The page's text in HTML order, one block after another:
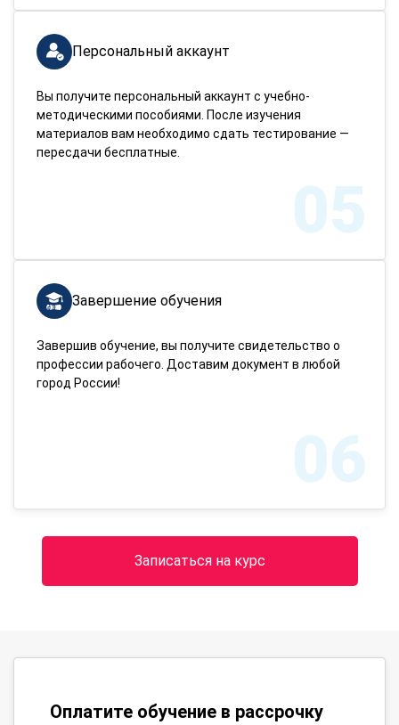
Персональный аккаунт
Вы получите персональный аккаунт с учебно-
методическими пособиями. После изучения
материалов вам необходимо сдать тестирование —
пересдачи бесплатные.
05
Завершение обучения
Завершив обучение, вы получите свидетельство о
профессии рабочего. Доставим документ в любой
город России!
06
Записаться на курс
Оплатите обучение в рассрочку